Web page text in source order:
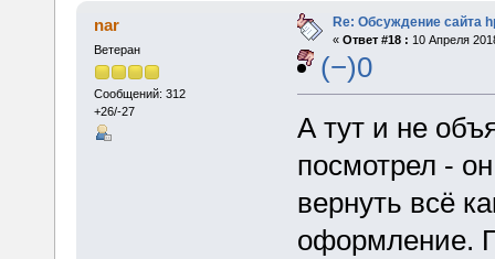
nar
Ветеран
Сообщений: 312
+26/-27
Re: Обсуждение сайта
« Ответ #18 : 10 Апреля
(−)0
А тут и не
посмотрел -
вернуть всё
оформление.